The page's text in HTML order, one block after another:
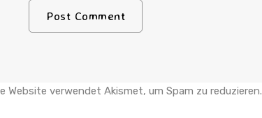
Website verwendet Akismet, um Spam zu reduzieren.